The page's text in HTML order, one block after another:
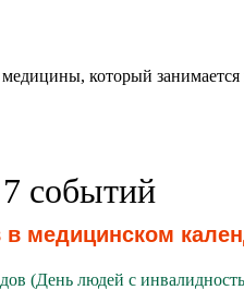
медицины, который
событий
медицинском
(День людей с